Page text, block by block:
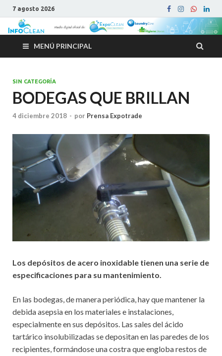
7 agosto 2026
MENÚ PRINCIPAL
SIN CATEGORÍA
BODEGAS QUE BRILLAN
4 diciembre 2018 - por Prensa Expotrade
Los depósitos de acero inoxidable tienen una serie de
especificaciones para su mantenimiento.
En las bodegas, de manera periódica, hay que mantener la
debida asepsia en los materiales e instalaciones,
especialmente en sus depósitos. Las sales del ácido
tartárico insolubilizadas se depositan en las paredes de los
recipientes, formándose una costra que engloba restos de